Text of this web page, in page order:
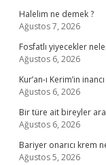
Halelim ne demek ?
Ağustos 7, 2026
Fosfatlı yiyecekler
Ağustos 6, 2026
Kur’an-ı Kerim’in
Ağustos 6, 2026
Bir türe ait bireyler
Ağustos 6, 2026
Bariyer onarıcı krem
Ağustos 5, 2026